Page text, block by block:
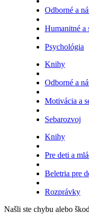
Odborné a
Humanitné a
Psychológia
Knihy
Odborné a
Motivácia a
Sebarozvoj
Knihy
Pre deti a
Beletria pre
Rozprávky
Našli ste chybu alebo